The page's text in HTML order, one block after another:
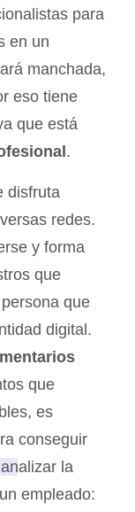
para
en un
manchada,
eso tiene
que está
.
disfruta
redes.
y forma
que
que
digital.
que
es
conseguir
la
empleado: